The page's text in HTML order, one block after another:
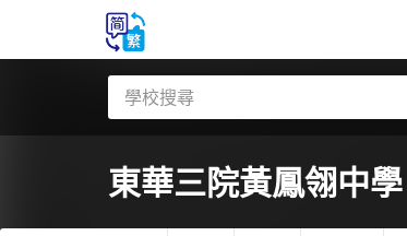
東華三院黃鳳翎中學